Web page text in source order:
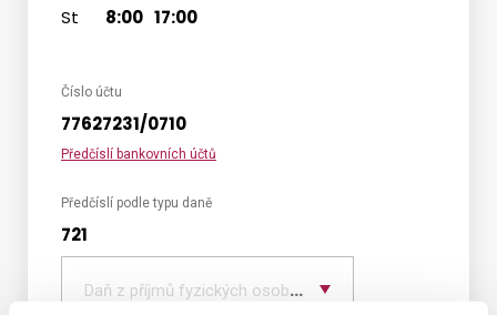
Číslo účtu
77627231/0710
Předčíslí bankovních účtů
Předčíslí podle typu daně
721
typ
daně
Daň z příjmů fyzických osob podávajících přiznání
St
8:00 17:00